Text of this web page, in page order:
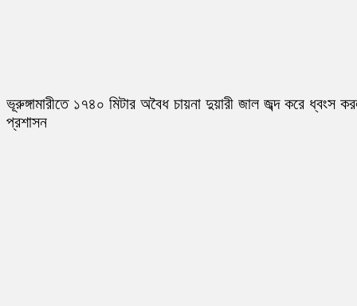
ভূরুঙ্গামারীতে ১৭৪০ মিটার অবৈধ চায়না দুয়ারী জাল জব্দ করে ধ্বংস
প্রশাসন